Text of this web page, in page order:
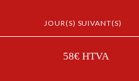
JOUR(S) SUIVANT(S)
58€ HTVA